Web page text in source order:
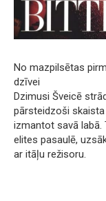
No mazpilsētas
dzīvei
Dzimusi Šveicē
pārsteidzoši
izmantot savā labā.
elites pasaulē,
ar itāļu režisoru.